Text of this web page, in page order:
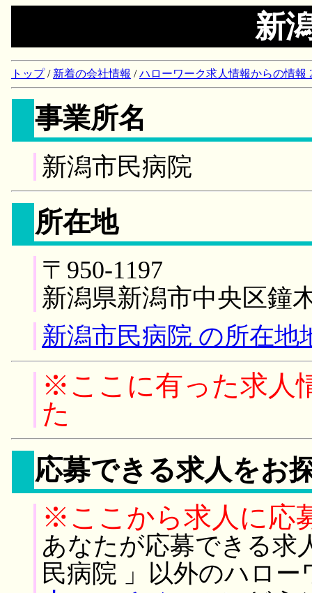
新
トップ/ 新着の会社情報 /ハローワーク求人情報からの情報
事業所名
新潟市民病院
所在地
〒950-1197
新潟県新潟市中央区鐘
新潟市民病院 の所在地
※ここに有った求人
た
応募できる求人をお
※ここから求人に応
あなたが応募できる求
民病院 」以外のハロ